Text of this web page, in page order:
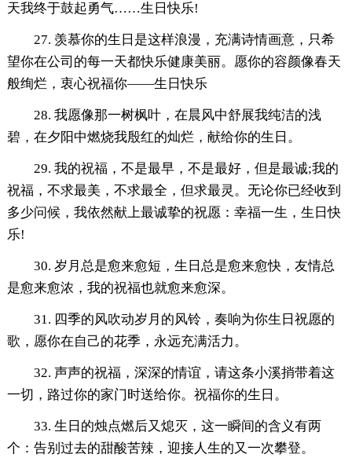
天我终于鼓起勇气……生日快乐!
27. 羡慕你的生日是这样浪漫，充满诗情画意，只希
望你在公司的每一天都快乐健康美丽。愿你的容颜像春天
般绚烂，衷心祝福你——生日快乐
28. 我愿像那一树枫叶，在晨风中舒展我纯洁的浅
碧，在夕阳中燃烧我殷红的灿烂，献给你的生日。
29. 我的祝福，不是最早，不是最好，但是最诚;我的
祝福，不求最美，不求最全，但求最灵。无论你已经收到
多少问候，我依然献上最诚挚的祝愿：幸福一生，生日快
乐!
30. 岁月总是愈来愈短，生日总是愈来愈快，友情总
是愈来愈浓，我的祝福也就愈来愈深。
31. 四季的风吹动岁月的风铃，奏响为你生日祝愿的
歌，愿你在自己的花季，永远充满活力。
32. 声声的祝福，深深的情谊，请这条小溪捎带着这
一切，路过你的家门时送给你。祝福你的生日。
33. 生日的烛点燃后又熄灭，这一瞬间的含义有两
个：告别过去的甜酸苦辣，迎接人生的又一次攀登。